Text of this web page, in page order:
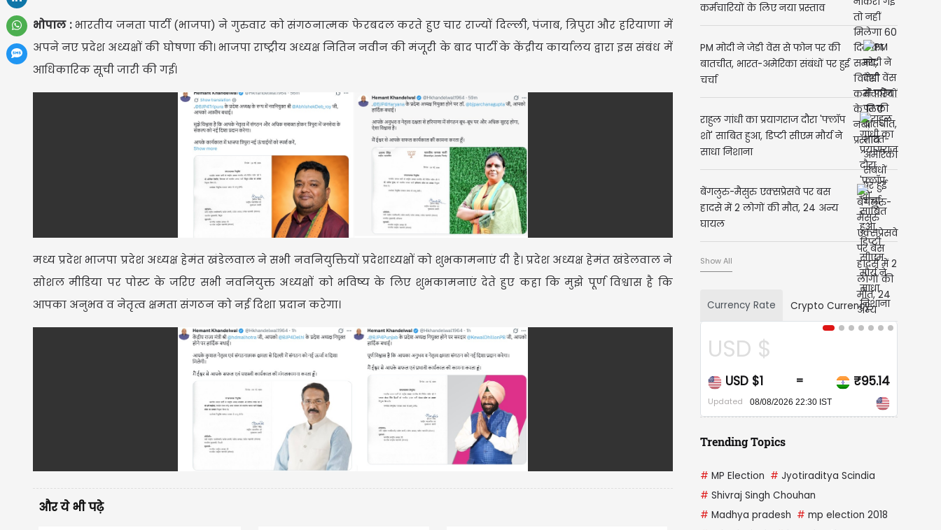
भोपाल :भारतीय जनता पार्टी (भाजपा) ने गुरुवार को संगठनात्मक फेरबदल करते हुए चार राज्यों दिल्ली, पंजाब, त्रिपुरा और हरियाणा में
अपने नए प्रदेश अध्यक्षों की घोषणा की। भाजपा राष्ट्रीय अध्यक्ष नितिन नवीन की मंजूरी के बाद पार्टी के केंद्रीय कार्यालय द्वारा इस संबंध में
आधिकारिक सूची जारी की गई।
मध्य प्रदेश भाजपा प्रदेश अध्यक्ष हेमंत खंडेलवाल ने सभी नवनियुक्तियों प्रदेशाध्यक्षों को शुभकामनाएं दी है। प्रदेश अध्यक्ष हेमंत खंडेलवाल ने
सोशल मीडिया पर पोस्ट के जरिए सभी नवनियुक्त अध्यक्षों को भविष्य के लिए शुभकामनाएं देते हुए कहा कि मुझे पूर्ण विश्वास है कि
आपका अनुभव व नेतृत्व क्षमता संगठन को नई दिशा प्रदान करेगा।
और ये भी पढ़े
कर्मचारियों के लिए नया प्रस्ताव
PM मोदी ने जेडी वेंस से फोन पर की
बातचीत, भारत-अमेरिका संबंधों पर हुई
चर्चा
राहुल गांधी का प्रयागराज दौरा 'फ्लॉप
शो' साबित हुआ, डिप्टी सीएम मौर्य ने
साधा निशाना
बेंगलुरु-मैसुरु एक्सप्रेसवे पर बस
हादसे में 2 लोगों की मौत, 24 अन्य
घायल
Show All
Currency Rate Crypto Currency
USD $ CAD $
CAD $1 ₹68.20
Updated 08/08/2026 22:30 IST
Trending Topics
# MP Election # Jyotiraditya Scindia
# Shivraj Singh Chouhan
# Madhya pradesh # mp election 2018